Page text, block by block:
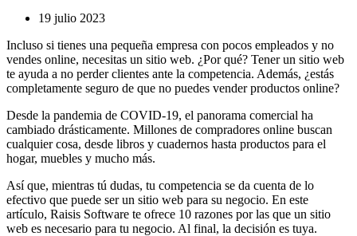
19 julio 2023
Incluso si tienes una pequeña empresa con pocos empleados y no
vendes online, necesitas un sitio web. ¿Por qué? Tener un sitio web
te ayuda a no perder clientes ante la competencia. Además, ¿estás
completamente seguro de que no puedes vender productos online?
Desde la pandemia de COVID-19, el panorama comercial ha
cambiado drásticamente. Millones de compradores online buscan
cualquier cosa, desde libros y cuadernos hasta productos para el
hogar, muebles y mucho más.
Así que, mientras tú dudas, tu competencia se da cuenta de lo
efectivo que puede ser un sitio web para su negocio. En este
artículo, Raisis Software te ofrece 10 razones por las que un sitio
web es necesario para tu negocio. Al final, la decisión es tuya.